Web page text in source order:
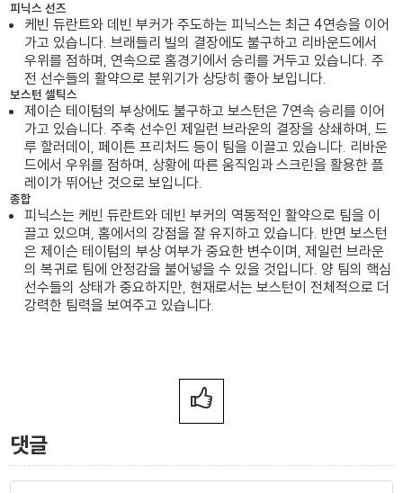
피닉스 선즈
케빈 듀란트와 데빈 부커가 주도하는 피닉스는 최근 4연승을 이어
가고 있습니다. 브래들리 빌의 결장에도 불구하고 리바운드에서
우위를 점하며, 연속으로 홈경기에서 승리를 거두고 있습니다. 주
전 선수들의 활약으로 분위기가 상당히 좋아 보입니다.
보스턴 셀틱스
제이슨 테이텀의 부상에도 불구하고 보스턴은 7연속 승리를 이어
가고 있습니다. 주축 선수인 제일런 브라운의 결장을 상쇄하며, 드
루 할러데이, 페이튼 프리처드 등이 팀을 이끌고 있습니다. 리바운
드에서 우위를 점하며, 상황에 따른 움직임과 스크린을 활용한 플
레이가 뛰어난 것으로 보입니다.
종합
피닉스는 케빈 듀란트와 데빈 부커의 역동적인 활약으로 팀을 이
끌고 있으며, 홈에서의 강점을 잘 유지하고 있습니다. 반면 보스턴
은 제이슨 테이텀의 부상 여부가 중요한 변수이며, 제일런 브라운
의 복귀로 팀에 안정감을 불어넣을 수 있을 것입니다. 양 팀의 핵심
선수들의 상태가 중요하지만, 현재로서는 보스턴이 전체적으로 더
강력한 팀력을 보여주고 있습니다.
댓글